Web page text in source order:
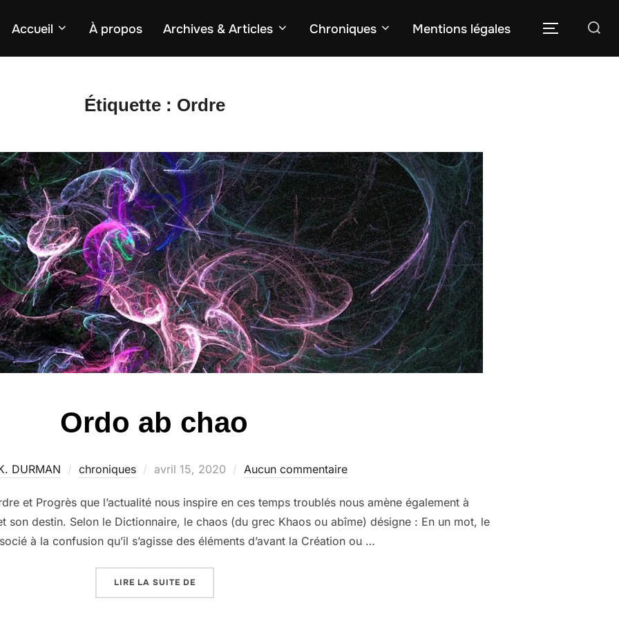
Accueil À propos Archives & Articles Chroniques Mentions légales Rechercher :
Étiquette : Ordre
Ordo ab chao
DURMAN chroniques
Publié
avril 15, 2020 Aucun commentaire
et Progrès que l’actualité nous inspire en ces temps troublés nous amène également à
son destin. Selon le Dictionnaire, le chaos (du grec Khaos ou abîme) désigne : En un mot, le
à la confusion qu’il s’agisse des éléments d’avant la Création ou …
LIRE LA SUITE DE